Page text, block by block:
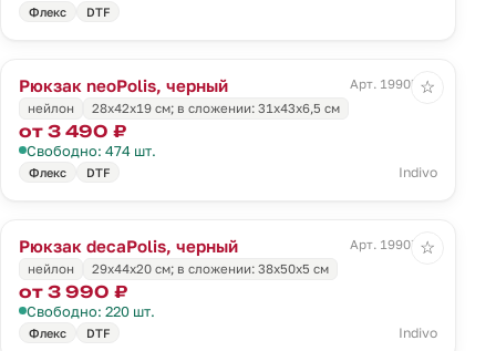
Флекс DTF
Рюкзак neoPolis, черный
Арт. 19905.30
нейлон
28х42х19 см; в сложении: 31х43х6,5 см
от 3 490 ₽
Свободно: 474 шт.
Флекс DTF Indivo
☆
Рюкзак decaPolis, черный
Арт. 19907.30
нейлон
29х44х20 см; в сложении: 38х50х5 см
от 3 990 ₽
Свободно: 220 шт.
Флекс DTF Indivo
☆